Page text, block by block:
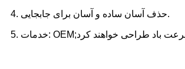
4. حذف آسان ساده و آسان برای جابجایی.